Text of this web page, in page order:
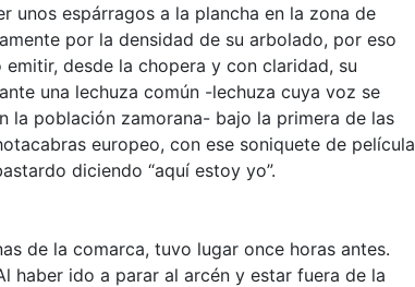
unos espárragos a la plancha en la zona de
por la densidad de su arbolado, por eso
desde la chopera y con claridad, su
una lechuza común -lechuza cuya voz se
la población zamorana- bajo la primera de las
europeo, con ese soniquete de película
diciendo “aquí estoy yo”.
de la comarca, tuvo lugar once horas antes.
haber ido a parar al arcén y estar fuera de la